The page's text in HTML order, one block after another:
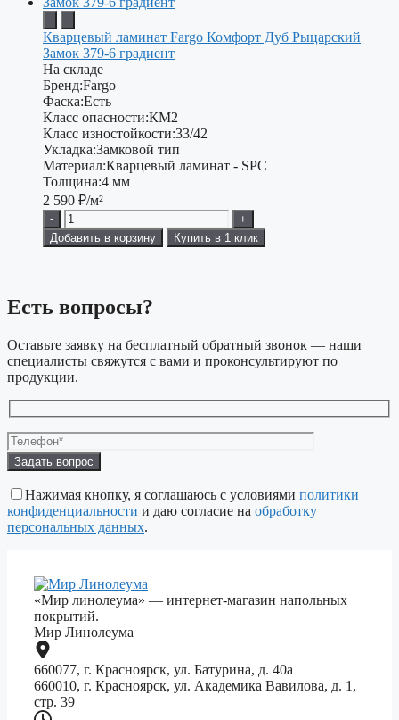
Кварцевый ламинат Fargo Комфорт Дуб Рыцарский
Замок 379-6 градиент
На складе
Бренд:Fargo
Фаска:Есть
Класс опасности:КМ2
Класс изностойкости:33/42
Укладка:Замковой тип
Материал:Кварцевый ламинат - SPC
Толщина:4 мм
2 590 ₽/м²
-
+
Добавить в корзину
Купить в 1 клик
Есть вопросы?
Оставьте заявку на бесплатный обратный звонок — наши
специалисты свяжутся с вами и проконсультируют по
продукции.
Оставьте
это
поле
пустым.
Нажимая кнопку, я соглашаюсь с условиями политики
конфиденциальности и даю согласие на обработку
персональных данных.
«Мир линолеума» — интернет-магазин напольных
покрытий.
Мир Линолеума
660077, г. Красноярск, ул. Батурина, д. 40а
660010, г. Красноярск, ул. Академика Вавилова, д. 1,
стр. 39